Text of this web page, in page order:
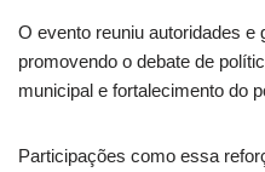
O evento reuniu autoridades e
promovendo o debate de
municipal e fortalecimento do
Participações como essa